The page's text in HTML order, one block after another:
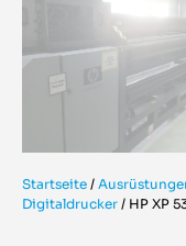
Startseite /
Digitaldrucker / HP XP